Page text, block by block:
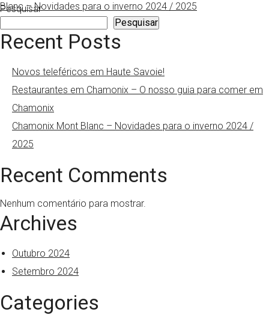
Blanc – Novidades para o inverno 2024 / 2025
Pesquisar
Pesquisar
Recent Posts
Novos teleféricos em Haute Savoie!
Restaurantes em Chamonix – O nosso guia para comer em
Chamonix
Chamonix Mont Blanc – Novidades para o inverno 2024 /
2025
Recent Comments
Nenhum comentário para mostrar.
Archives
Outubro 2024
Setembro 2024
Categories